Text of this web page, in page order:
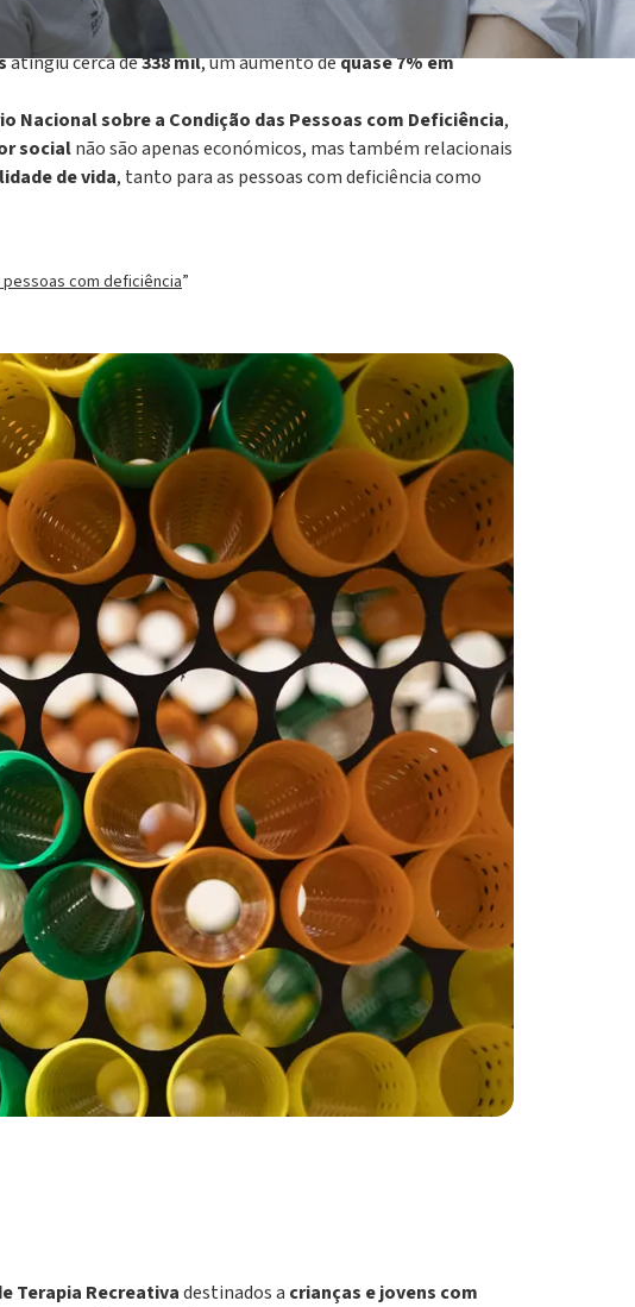
dados muito significativos que convidam a uma reflexão
atingiu cerca de338 mil, um aumento dequase 7% em
sobre a Condição das Pessoas com Deficiência,
socialnão são apenas económicos, mas também relacionais
de vida, tanto para as pessoas com deficiência como
com deficiência”
Terapia Recreativadestinados a crianças e jovens com